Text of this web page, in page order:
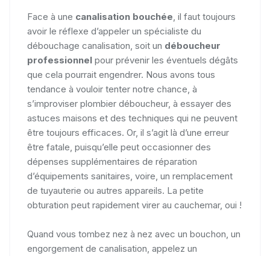
Face à une canalisation bouchée , il faut toujours
avoir le réflexe d’appeler un spécialiste du
débouchage canalisation, soit un déboucheur
professionnel pour prévenir les éventuels dégâts
que cela pourrait engendrer. Nous avons tous
tendance à vouloir tenter notre chance, à
s’improviser plombier déboucheur, à essayer des
astuces maisons et des techniques qui ne peuvent
être toujours efficaces. Or, il s’agit là d’une erreur
être fatale, puisqu’elle peut occasionner des
dépenses supplémentaires de réparation
d’équipements sanitaires, voire, un remplacement
de tuyauterie ou autres appareils. La petite
obturation peut rapidement virer au cauchemar, oui !
Quand vous tombez nez à nez avec un bouchon, un
engorgement de canalisation, appelez un